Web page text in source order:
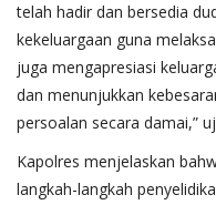
telah hadir dan bersedia
kekeluargaan guna
juga mengapresiasi
dan menunjukkan
persoalan secara damai,”
Kapolres menjelaskan
langkah-langkah